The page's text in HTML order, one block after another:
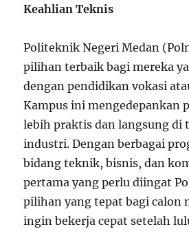
Keahlian Teknis
Politeknik Negeri Medan
pilihan terbaik bagi mereka
dengan pendidikan vokasi
Kampus ini mengedepankan
lebih praktis dan langsung di
industri. Dengan berbagai
bidang teknik, bisnis, dan
pertama yang perlu diingat
pilihan yang tepat bagi calon
ingin bekerja cepat setelah